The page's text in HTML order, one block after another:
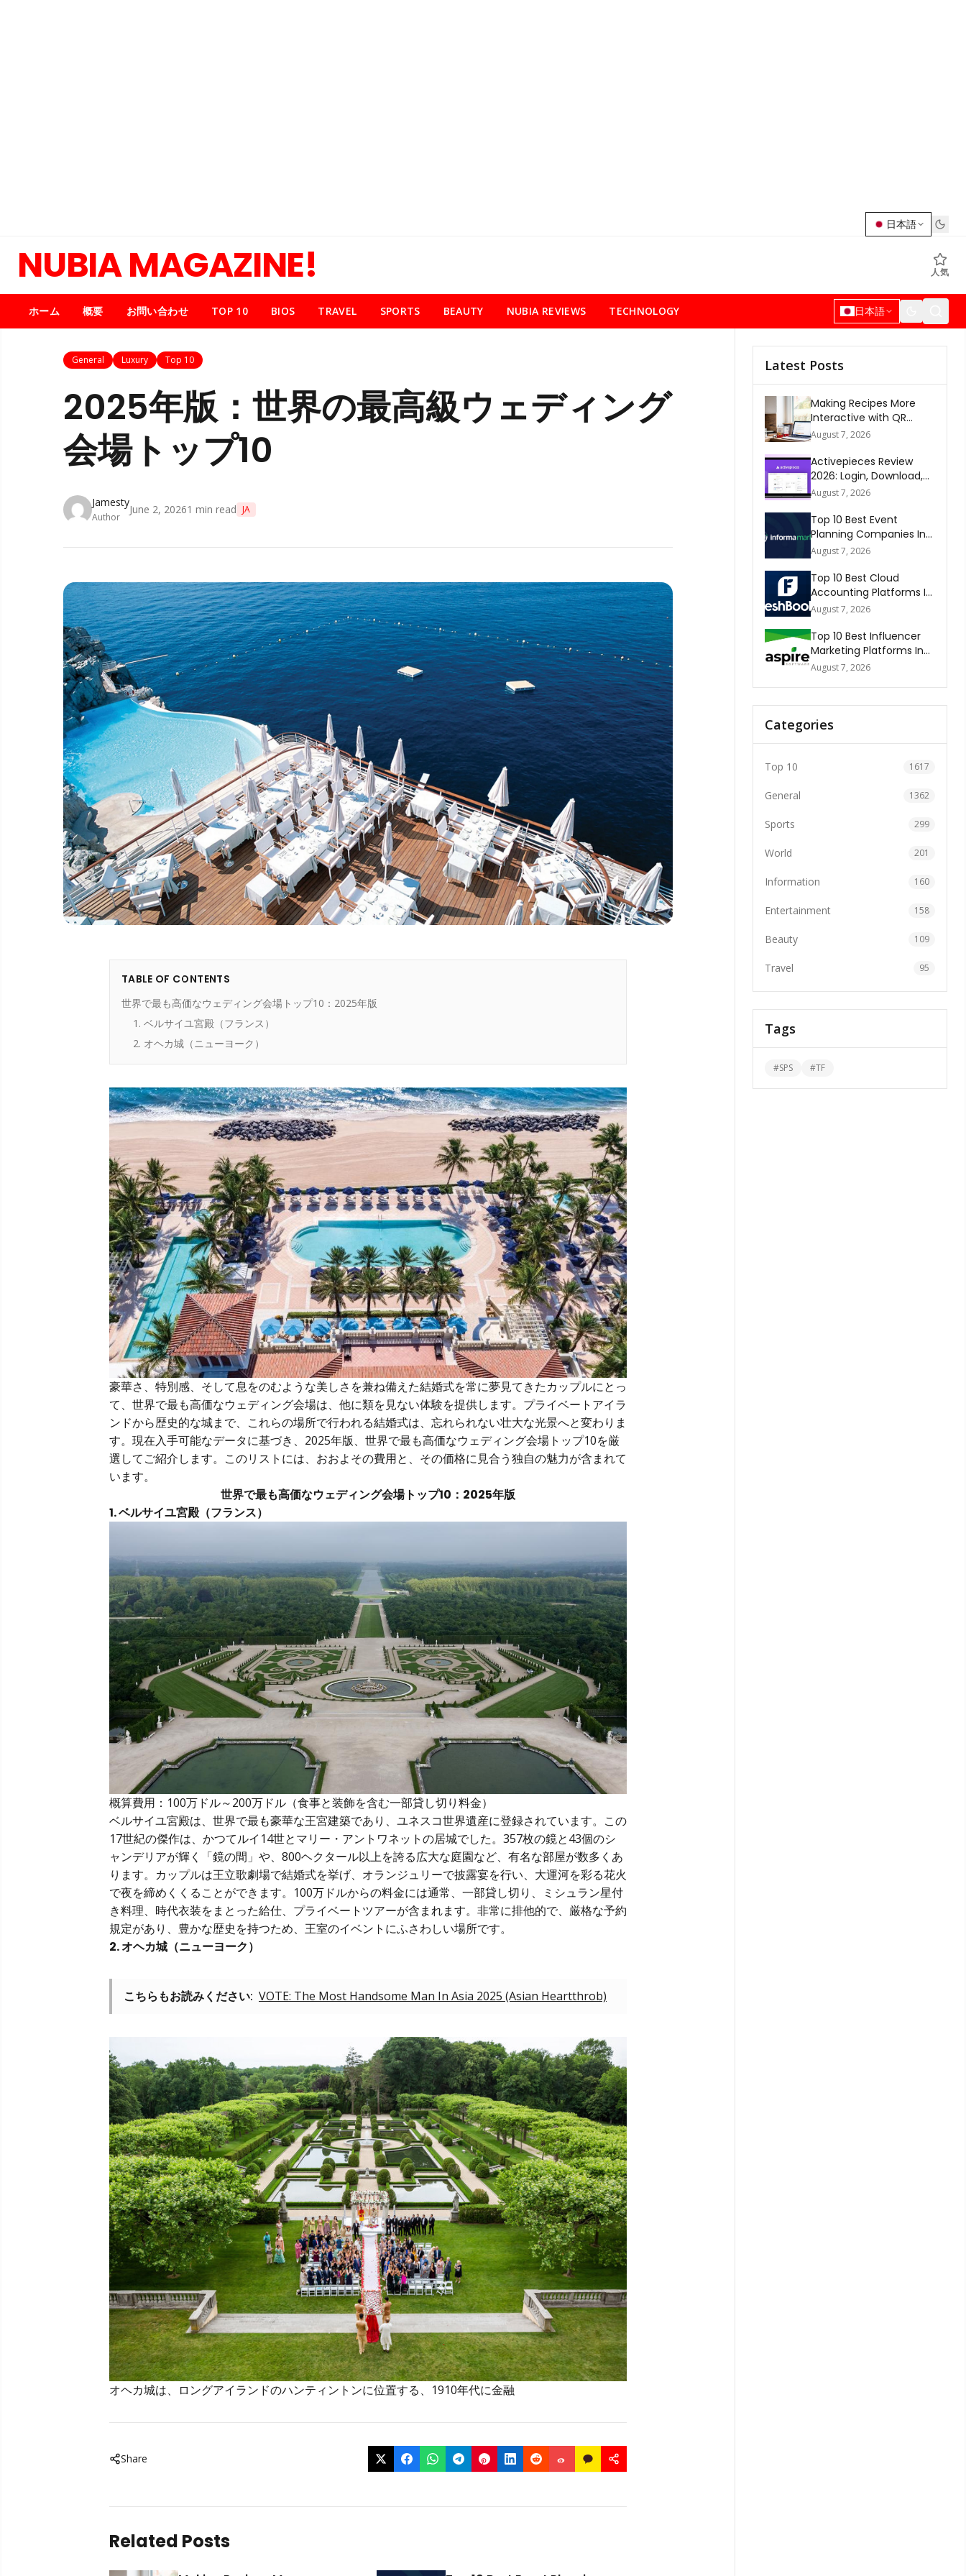
日本語
NUBIA MAGAZINE! 人気
ホーム 概要 お問い合わせ TOP 10 BIOS TRAVEL SPORTS BEAUTY NUBIA REVIEWS TECHNOLOGY 日本語
General Luxury Top 10
2025年版：世界の最高級ウェディング
会場トップ10
Jamesty
Author
June 2, 20261 min read JA
TABLE OF CONTENTS
世界で最も高価なウェディング会場トップ10：2025年版
1. ベルサイユ宮殿（フランス）
2. オヘカ城（ニューヨーク）
豪華さ、特別感、そして息をのむような美しさを兼ね備えた結婚式を常に夢見てきたカップルにとっ
て、世界で最も高価なウェディング会場は、他に類を見ない体験を提供します。プライベートアイラ
ンドから歴史的な城まで、これらの場所で行われる結婚式は、忘れられない壮大な光景へと変わりま
す。現在入手可能なデータに基づき、2025年版、世界で最も高価なウェディング会場トップ10を厳
選してご紹介します。このリストには、おおよその費用と、その価格に見合う独自の魅力が含まれて
います。
世界で最も高価なウェディング会場トップ10：2025年版
1. ベルサイユ宮殿（フランス）
概算費用：100万ドル～200万ドル（食事と装飾を含む一部貸し切り料金）
ベルサイユ宮殿は、世界で最も豪華な王宮建築であり、ユネスコ世界遺産に登録されています。この
17世紀の傑作は、かつてルイ14世とマリー・アントワネットの居城でした。357枚の鏡と43個のシ
ャンデリアが輝く「鏡の間」や、800ヘクタール以上を誇る広大な庭園など、有名な部屋が数多くあ
ります。カップルは王立歌劇場で結婚式を挙げ、オランジュリーで披露宴を行い、大運河を彩る花火
で夜を締めくくることができます。100万ドルからの料金には通常、一部貸し切り、ミシュラン星付
き料理、時代衣装をまとった給仕、プライベートツアーが含まれます。非常に排他的で、厳格な予約
規定があり、豊かな歴史を持つため、王室のイベントにふさわしい場所です。
2. オヘカ城（ニューヨーク）
こちらもお読みください: VOTE: The Most Handsome Man In Asia 2025 (Asian Heartthrob)
オヘカ城は、ロングアイランドのハンティントンに位置する、1910年代に金融
Share
Related Posts
Latest Posts
Making Recipes More
Interactive with QR
Codes
August 7, 2026
Activepieces Review
2026: Login, Download,
AI, Pricing, Automation &
August 7, 2026
Top 10 Best Event
Planning Companies In
The World 2026
August 7, 2026
Top 10 Best Cloud
Accounting Platforms In
The World 2026
August 7, 2026
Top 10 Best Influencer
Marketing Platforms In
The World 2026
August 7, 2026
Categories
Top 10 1617
General 1362
Sports 299
World 201
Information 160
Entertainment 158
Beauty 109
Travel 95
Tags
#SPS #TF